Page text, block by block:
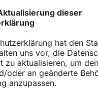
dieser
hat den
uns vor, die
zu aktualisieren, um
oder an geänderte
anzupassen.